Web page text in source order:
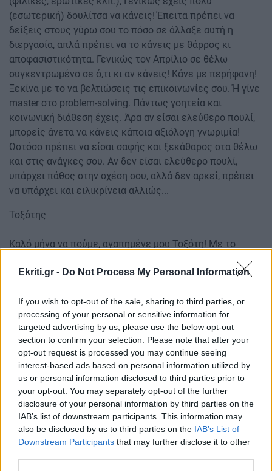
Ekriti.gr - Do Not Process My Personal Information
If you wish to opt-out of the sale, sharing to third parties, or
processing of your personal or sensitive information for
targeted advertising by us, please use the below opt-out
section to confirm your selection. Please note that after your
opt-out request is processed you may continue seeing
interest-based ads based on personal information utilized by
us or personal information disclosed to third parties prior to
your opt-out. You may separately opt-out of the further
disclosure of your personal information by third parties on the
IAB’s list of downstream participants. This information may
also be disclosed by us to third parties on the IAB’s List of
Downstream Participants that may further disclose it to other
(εσωτερική) δουλίτσα να κάνεις! Έπειτα πρέπει να
δείξεις στους γύρω σου το πόσο σε άλλαξε αυτή η
διεργασία, απλά πρέπει να το κάνεις με θάρρος κι
αποφασιστικότητα. Γενικώς τον Απρίλιο σε θέλω
συγκεντρωμένο σε ό,τι κι αν κάνεις! Κάνε με περήφανη!
Ξεκίνα με το να βελτιώσεις τις επικοινωνίες σου. Ή γίνε
master στο problem-solving. Πάντως γοητεία και
κοινωνική διάθεση έχεις. Άρα αν είσαι ελεύθερο πουλί,
μπορείς άνετα να κάνεις κάποια αξιόλογη γνωριμία!
Ωστόσο πρέπει να είσαι σαφής και ξεκάθαρος στα θέλω
και στις ανάγκες σου. Αν δεν είσαι ελεύθερο πουλί,
υπάρχει πάθος στην σχέση σου, αλλά δεν αρκεί, πρέπει
να υπάρχει και ειλικρίνεια αλλιώς...
Τοξότης
Καλό μήνα να πούμε, αγαπημένε μου Τοξότη! Με το
βλέμμα στραμμένο στα επαγγελματικά και κυρίως στις
συνεργασίες σου υποδέχεσαι τον μήνα Απρίλιο, φίλε
συνεργασίες λειτουργούν υπέρ σου και ποιες σε
επιβαρύνουν. Εγώ θέλω να είσαι δυναμικός, όταν
πλανάρεις και κυνηγάς τα σχέδιά σου. Από εκεί και πέρα
κάνε ό,τι θέλεις! Οργάνωσε και κανένα ταξιδάκι, γιατί
όχι; Πάντως μπορείς να πάρεις και πρωτοβουλίες. Εγώ
προτείνω να οργανώσεις καλύτερα τα επόμενα βήματά
σου μεν, να επικοινωνήσεις με σαφήνεια τα θέλω σου δε.
Παράλληλα, είσαι κοινωνικός, κάτι που σε βοηθάει να
δικτυωθείς ή και να κάνεις νέες γνωριμίες με τα άτομα
που σε καταλαβαίνουν. Στα γκομενικά, αν δεν έχεις
δεσμό, δεν είναι απίθανες οι γνωριμίες, απλά μάλλον σε
νοιάζει περισσότερο το να παραμείνεις ελεύθερος παρά